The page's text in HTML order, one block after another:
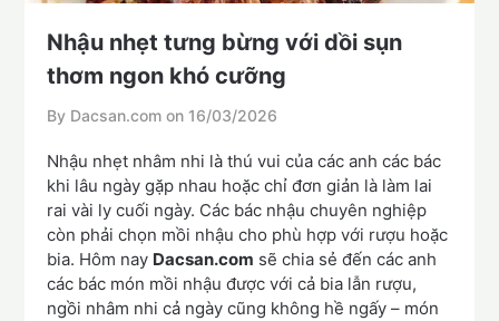
Nhậu nhẹt tưng bừng với dồi sụn
thơm ngon khó cưỡng
By Dacsan.com on 16/03/2026
Nhậu nhẹt nhâm nhi là thú vui của các anh các bác
khi lâu ngày gặp nhau hoặc chỉ đơn giản là làm lai
rai vài ly cuối ngày. Các bác nhậu chuyên nghiệp
còn phải chọn mồi nhậu cho phù hợp với rượu hoặc
bia. Hôm nay Dacsan.com sẽ chia sẻ đến các anh
các bác món mồi nhậu được với cả bia lẫn rượu,
ngồi nhâm nhi cả ngày cũng không hề ngấy – món